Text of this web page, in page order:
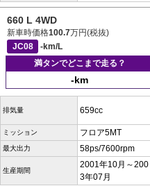
660 L 4WD
新車時価格100.7万円(税抜)
JC08
-km/L
満タンでどこまで走る？
-km
排気量 659cc
ミッション フロア5MT
最大出力 58ps/7600rpm
生産期間
2001年10月～200
3年07月